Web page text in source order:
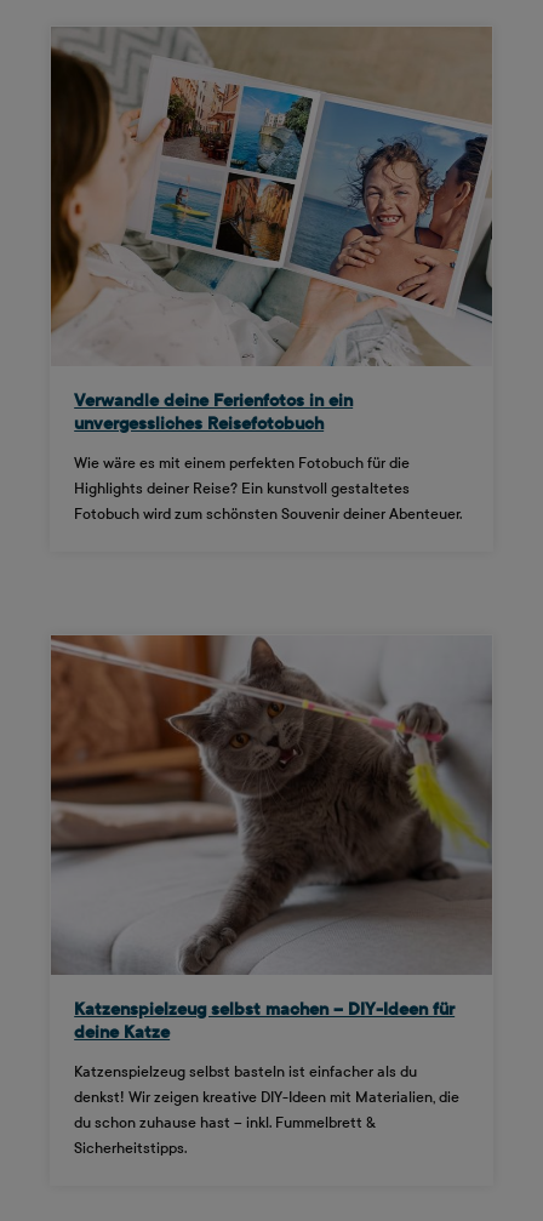
Verwandle deine Ferienfotos in ein
unvergessliches Reisefotobuch
Wie wäre es mit einem perfekten Fotobuch für die
Highlights deiner Reise? Ein kunstvoll gestaltetes
Fotobuch wird zum schönsten Souvenir deiner Abenteuer.
Katzenspielzeug selbst machen – DIY-Ideen für
deine Katze
Katzenspielzeug selbst basteln ist einfacher als du
denkst! Wir zeigen kreative DIY-Ideen mit Materialien, die
du schon zuhause hast – inkl. Fummelbrett &
Sicherheitstipps.